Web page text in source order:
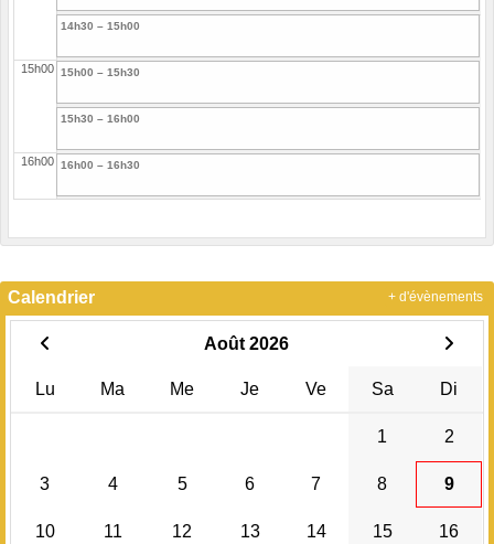
15h00
16h00
18h00
20h00
14h30 – 15h00
15h00 – 15h30
15h30 – 16h00
16h00 – 16h30
17h30 – 18h00
18h30 – 19h00
19h30 – 20h00
20h00 – 20h30
Calendrier
Août 2026
Lu Ma Me Je Ve Sa Di
1 2
3 4 5 6 7 8 9
10 11 12 13 14 15 16
+ d'évènements